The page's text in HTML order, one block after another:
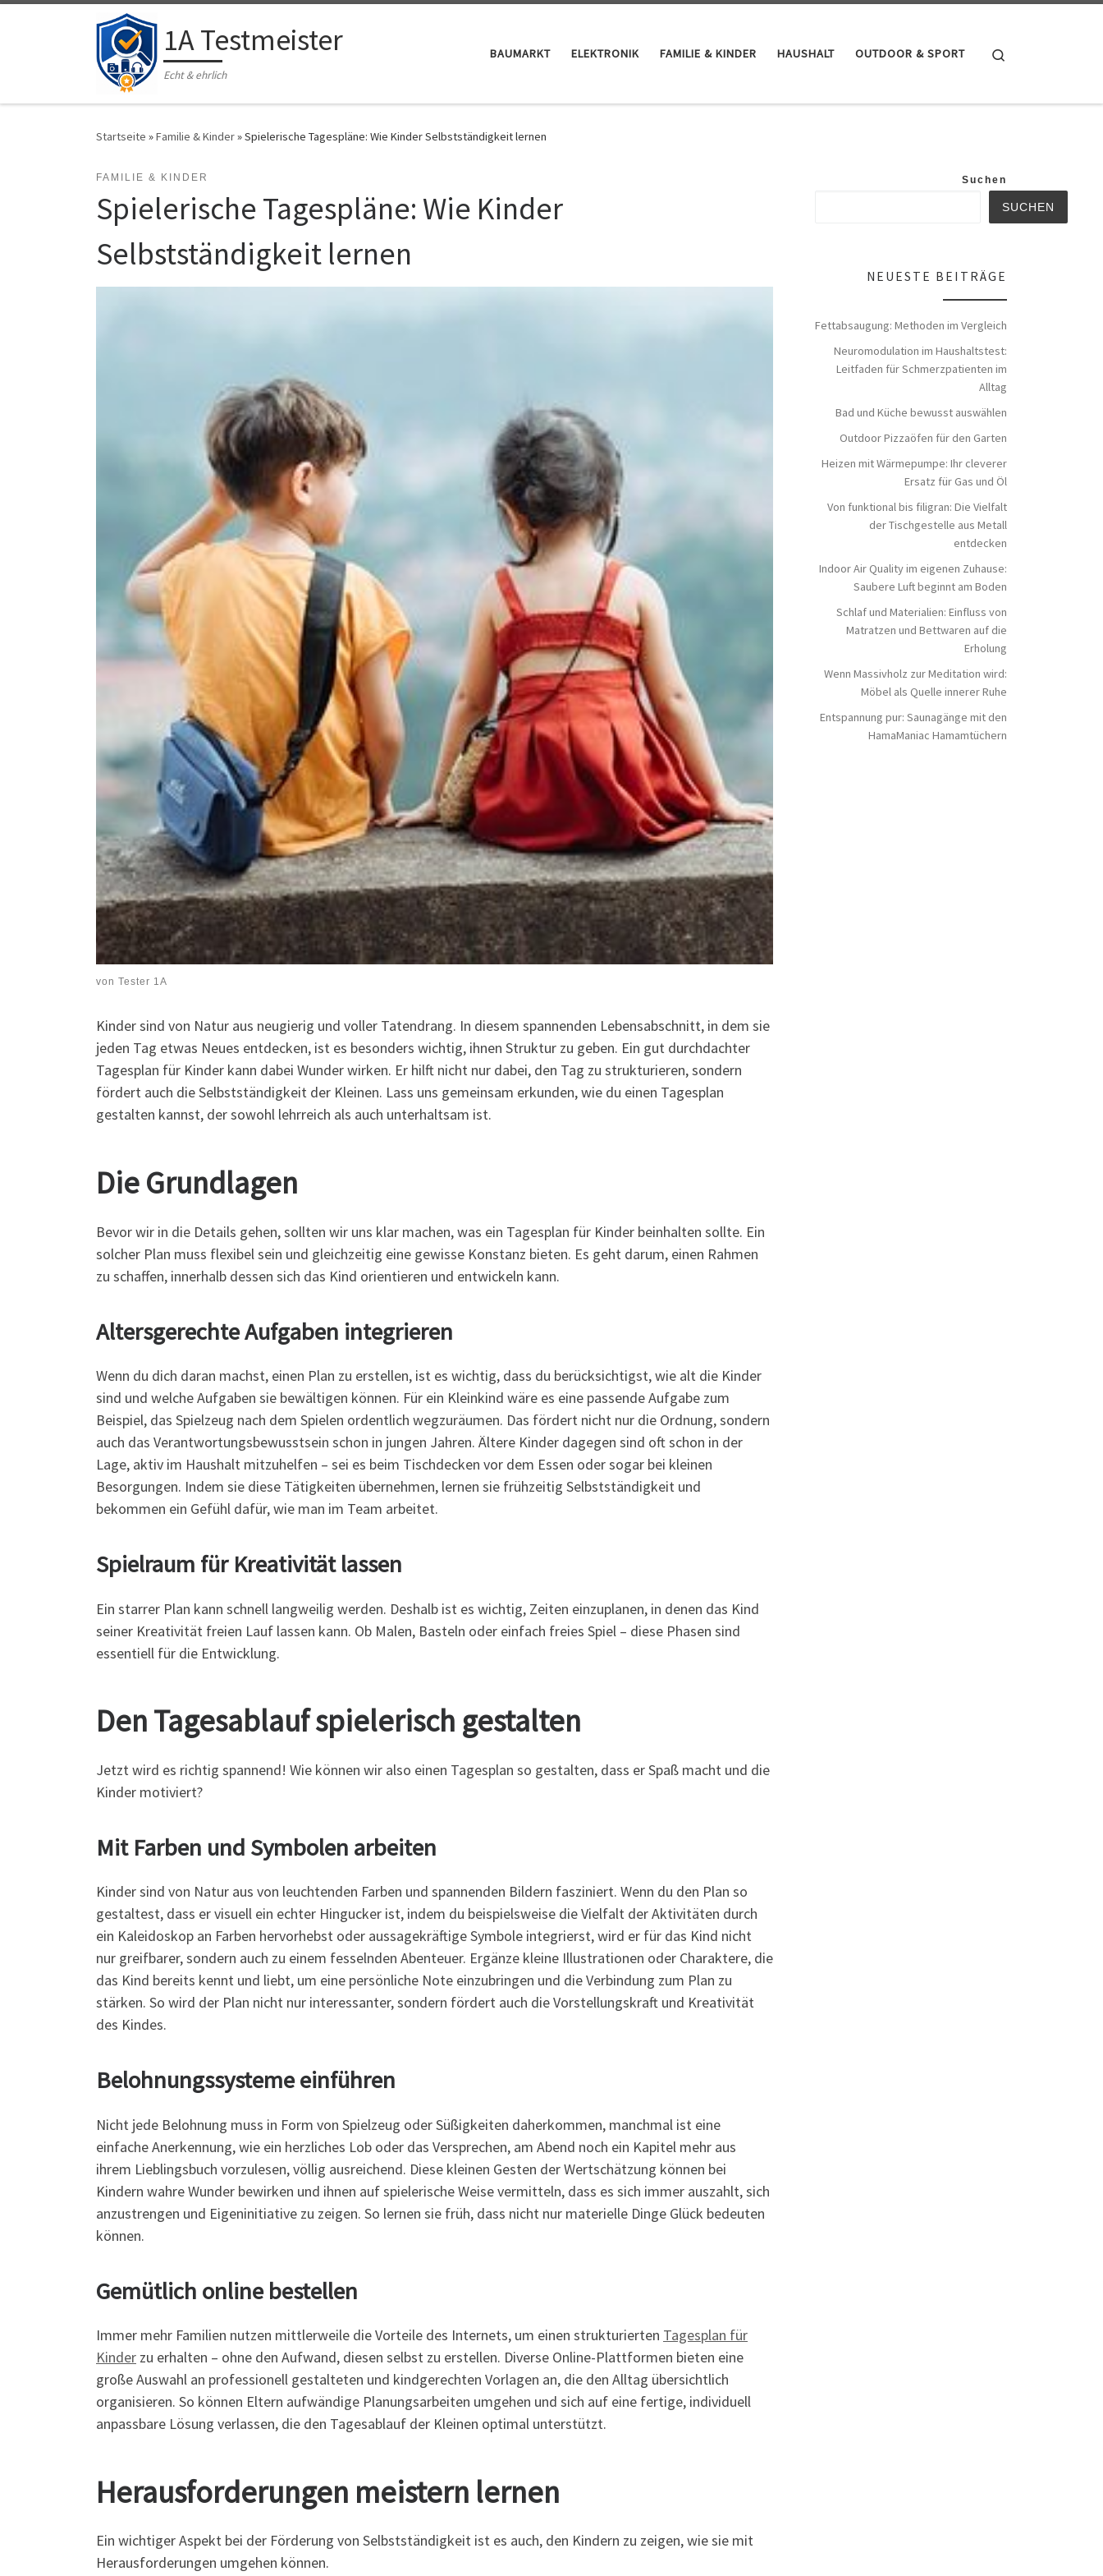
Zum Inhalt springen 1A Testmeister
Echt & ehrlich
BAUMARKT ELEKTRONIK FAMILIE & KINDER HAUSHALT OUTDOOR & SPORT
Startseite »Familie & Kinder»Spielerische Tagespläne: Wie Kinder Selbstständigkeit lernen
FAMILIE & KINDER
Spielerische Tagespläne: Wie Kinder
Selbstständigkeit lernen
von Tester 1A
Kinder sind von Natur aus neugierig und voller Tatendrang. In diesem spannenden Lebensabschnitt, in dem sie
jeden Tag etwas Neues entdecken, ist es besonders wichtig, ihnen Struktur zu geben. Ein gut durchdachter
Tagesplan für Kinder kann dabei Wunder wirken. Er hilft nicht nur dabei, den Tag zu strukturieren, sondern
fördert auch die Selbstständigkeit der Kleinen. Lass uns gemeinsam erkunden, wie du einen Tagesplan
gestalten kannst, der sowohl lehrreich als auch unterhaltsam ist.
Die Grundlagen
Bevor wir in die Details gehen, sollten wir uns klar machen, was ein Tagesplan für Kinder beinhalten sollte. Ein
solcher Plan muss flexibel sein und gleichzeitig eine gewisse Konstanz bieten. Es geht darum, einen Rahmen
zu schaffen, innerhalb dessen sich das Kind orientieren und entwickeln kann.
Altersgerechte Aufgaben integrieren
Wenn du dich daran machst, einen Plan zu erstellen, ist es wichtig, dass du berücksichtigst, wie alt die Kinder
sind und welche Aufgaben sie bewältigen können. Für ein Kleinkind wäre es eine passende Aufgabe zum
Beispiel, das Spielzeug nach dem Spielen ordentlich wegzuräumen. Das fördert nicht nur die Ordnung, sondern
auch das Verantwortungsbewusstsein schon in jungen Jahren. Ältere Kinder dagegen sind oft schon in der
Lage, aktiv im Haushalt mitzuhelfen – sei es beim Tischdecken vor dem Essen oder sogar bei kleinen
Besorgungen. Indem sie diese Tätigkeiten übernehmen, lernen sie frühzeitig Selbstständigkeit und
bekommen ein Gefühl dafür, wie man im Team arbeitet.
Spielraum für Kreativität lassen
Ein starrer Plan kann schnell langweilig werden. Deshalb ist es wichtig, Zeiten einzuplanen, in denen das Kind
seiner Kreativität freien Lauf lassen kann. Ob Malen, Basteln oder einfach freies Spiel – diese Phasen sind
essentiell für die Entwicklung.
Den Tagesablauf spielerisch gestalten
Jetzt wird es richtig spannend! Wie können wir also einen Tagesplan so gestalten, dass er Spaß macht und die
Kinder motiviert?
Mit Farben und Symbolen arbeiten
Kinder sind von Natur aus von leuchtenden Farben und spannenden Bildern fasziniert. Wenn du den Plan so
gestaltest, dass er visuell ein echter Hingucker ist, indem du beispielsweise die Vielfalt der Aktivitäten durch
ein Kaleidoskop an Farben hervorhebst oder aussagekräftige Symbole integrierst, wird er für das Kind nicht
nur greifbarer, sondern auch zu einem fesselnden Abenteuer. Ergänze kleine Illustrationen oder Charaktere, die
das Kind bereits kennt und liebt, um eine persönliche Note einzubringen und die Verbindung zum Plan zu
stärken. So wird der Plan nicht nur interessanter, sondern fördert auch die Vorstellungskraft und Kreativität
des Kindes.
Belohnungssysteme einführen
Nicht jede Belohnung muss in Form von Spielzeug oder Süßigkeiten daherkommen, manchmal ist eine
einfache Anerkennung, wie ein herzliches Lob oder das Versprechen, am Abend noch ein Kapitel mehr aus
ihrem Lieblingsbuch vorzulesen, völlig ausreichend. Diese kleinen Gesten der Wertschätzung können bei
Kindern wahre Wunder bewirken und ihnen auf spielerische Weise vermitteln, dass es sich immer auszahlt, sich
anzustrengen und Eigeninitiative zu zeigen. So lernen sie früh, dass nicht nur materielle Dinge Glück bedeuten
können.
Gemütlich online bestellen
Immer mehr Familien nutzen mittlerweile die Vorteile des Internets, um einen strukturierten Tagesplan für
Kinder zu erhalten – ohne den Aufwand, diesen selbst zu erstellen. Diverse Online-Plattformen bieten eine
große Auswahl an professionell gestalteten und kindgerechten Vorlagen an, die den Alltag übersichtlich
organisieren. So können Eltern aufwändige Planungsarbeiten umgehen und sich auf eine fertige, individuell
anpassbare Lösung verlassen, die den Tagesablauf der Kleinen optimal unterstützt.
Herausforderungen meistern lernen
Ein wichtiger Aspekt bei der Förderung von Selbstständigkeit ist es auch, den Kindern zu zeigen, wie sie mit
Herausforderungen umgehen können.
Suchen
SUCHEN
NEUESTE BEITRÄGE
Fettabsaugung: Methoden im Vergleich
Neuromodulation im Haushaltstest:
Leitfaden für Schmerzpatienten im
Alltag
Bad und Küche bewusst auswählen
Outdoor Pizzaöfen für den Garten
Heizen mit Wärmepumpe: Ihr cleverer
Ersatz für Gas und Öl
Von funktional bis filigran: Die Vielfalt
der Tischgestelle aus Metall
entdecken
Indoor Air Quality im eigenen Zuhause:
Saubere Luft beginnt am Boden
Schlaf und Materialien: Einfluss von
Matratzen und Bettwaren auf die
Erholung
Wenn Massivholz zur Meditation wird:
Möbel als Quelle innerer Ruhe
Entspannung pur: Saunagänge mit den
HamaManiac Hamamtüchern